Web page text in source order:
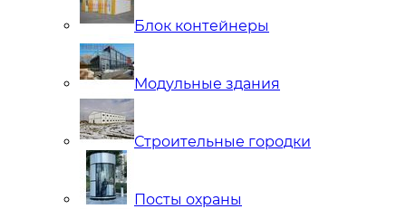
Блок контейнеры
Модульные здания
Строительные городки
Посты охраны